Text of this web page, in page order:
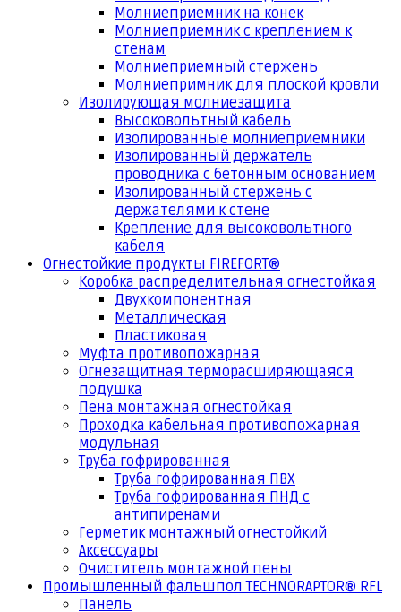
Молниеприемник на конек
Молниеприемник с креплением к
стенам
Молниеприемный стержень
Молниепримник для плоской кровли
Изолирующая молниезащита
Высоковольтный кабель
Изолированные молниеприемники
Изолированный держатель
проводника с бетонным основанием
Изолированный стержень с
держателями к стене
Крепление для высоковольтного
кабеля
Огнестойкие продукты FIREFORT®
Коробка распределительная огнестойкая
Двухкомпонентная
Металлическая
Пластиковая
Муфта противопожарная
Огнезащитная терморасширяющаяся
подушка
Пена монтажная огнестойкая
Проходка кабельная противопожарная
модульная
Труба гофрированная
Труба гофрированная ПВХ
Труба гофрированная ПНД с
антипиренами
Герметик монтажный огнестойкий
Аксессуары
Очиститель монтажной пены
Промышленный фальшпол TECHNORAPTOR® RFL
Панель